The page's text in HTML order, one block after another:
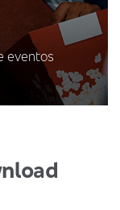
eventos